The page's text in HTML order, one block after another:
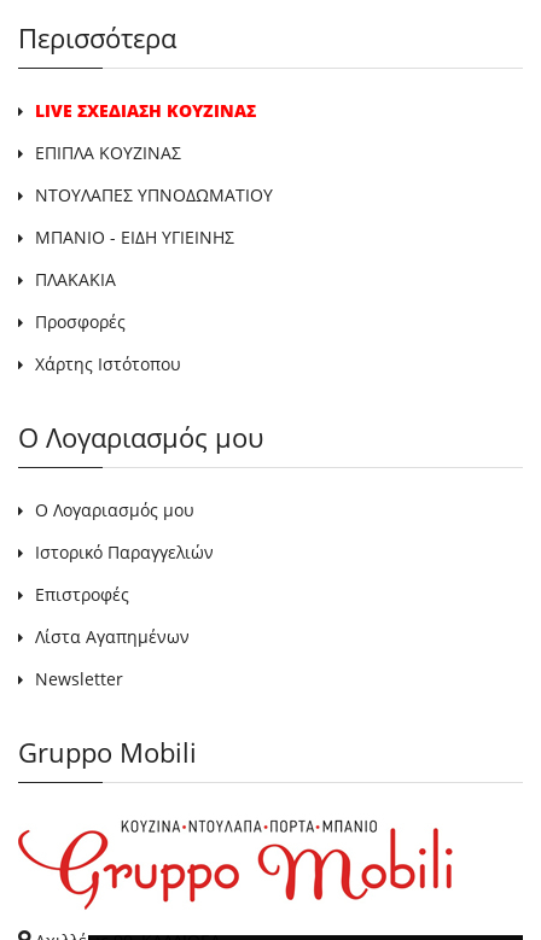
Περισσότερα
LIVE ΣΧΕΔΙΑΣΗ ΚΟΥΖΙΝΑΣ
ΕΠΙΠΛΑ ΚΟΥΖΙΝΑΣ
ΝΤΟΥΛΑΠΕΣ ΥΠΝΟΔΩΜΑΤΙΟΥ
ΜΠΑΝΙΟ - ΕΙΔΗ ΥΓΙΕΙΝΗΣ
ΠΛΑΚΑΚΙΑ
Προσφορές
Χάρτης Ιστότοπου
Ο Λογαριασμός μου
Ο Λογαριασμός μου
Ιστορικό Παραγγελιών
Επιστροφές
Λίστα Αγαπημένων
Newsletter
Gruppo Mobili